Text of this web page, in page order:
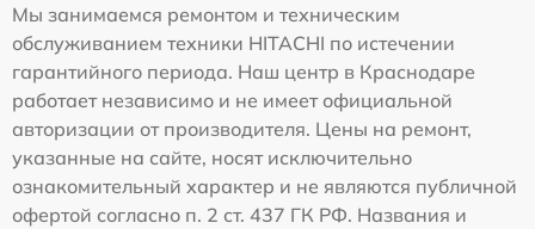
Мы занимаемся ремонтом и техническим
обслуживанием техники HITACHI по истечении
гарантийного периода. Наш центр в Краснодаре
работает независимо и не имеет официальной
авторизации от производителя. Цены на ремонт,
указанные на сайте, носят исключительно
ознакомительный характер и не являются публичной
офертой согласно п. 2 ст. 437 ГК РФ. Названия и